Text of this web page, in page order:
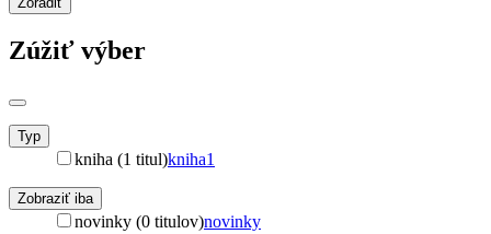
Zúžiť výber
Typ
kniha (1 titul)kniha1
Zobraziť iba
novinky (0 titulov)novinky